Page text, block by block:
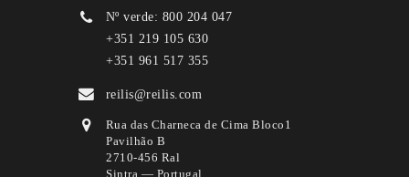
Nº verde: 800 204 047
+351 219 105 630
+351 961 517 355
reilis@reilis.com
Rua das Charneca de Cima Bloco1
Pavilhão B
2710-456 Ral
Sintra — Portugal